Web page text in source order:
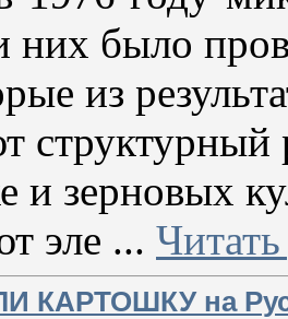
было
из
структурный
и зерновых
эле ...
КАРТОШКУ на